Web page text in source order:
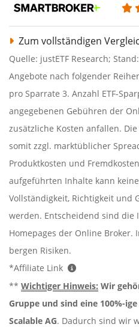
Zum vollständigen
Quelle: justETF Research;
Angebote nach folgender
pro Sparrate 3. Anzahl ETF-
angegebenen Gebühren der
zusätzliche Kosten anfallen.
somit zzgl. marktüblicher
Produktkosten und
aufgeführten Inhalte kann
Vollständigkeit, Richtigkeit und
werden. Entscheidend sind die
Homepages der Online
bergen Risiken.
*Affiliate Link
** Wichtiger Hinweis: Wir
Gruppe und sind eine 100%-
Scalable AG. Dadurch sind wir